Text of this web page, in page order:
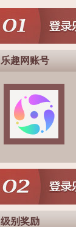
乐趣网账号
级别奖励